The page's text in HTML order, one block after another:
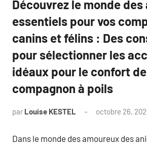
Découvrez le monde
essentiels pour vos
canins et félins : Des
pour sélectionner les
idéaux pour le confort
compagnon à poils
par Louise KESTEL octobre 26,
Dans le monde des amoureux des